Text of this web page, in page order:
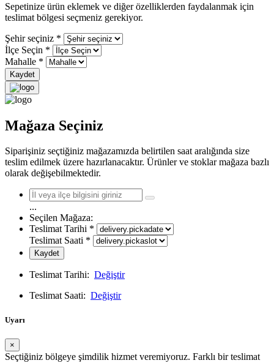
Sepetinize ürün eklemek ve diğer özelliklerden faydalanmak için
teslimat bölgesi seçmeniz gerekiyor.
Şehir seçiniz *
İlçe Seçin *
Mahalle *
Kaydet
Mağaza Seçiniz
Siparişiniz seçtiğiniz mağazamızda belirtilen saat aralığında size
teslim edilmek üzere hazırlanacaktır. Ürünler ve stoklar mağaza bazlı
olarak değişebilmektedir.
...
Seçilen Mağaza:
Teslimat Tarihi *
Teslimat Saati *
Kaydet
Teslimat Tarihi: Değiştir
Teslimat Saati: Değiştir
Uyarı
×
Seçtiğiniz bölgeye şimdilik hizmet veremiyoruz. Farklı bir teslimat